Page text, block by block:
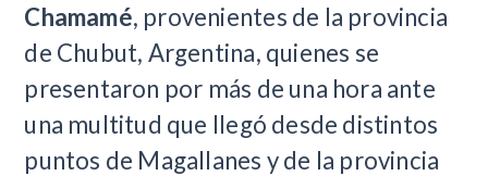
Chamamé, provenientes de la provincia
de Chubut, Argentina, quienes se
presentaron por más de una hora ante
una multitud que llegó desde distintos
puntos de Magallanes y de la provincia